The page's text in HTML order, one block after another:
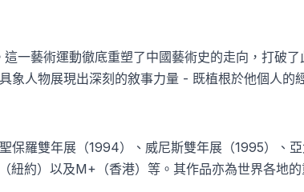
一藝術運動徹底重塑了中國藝術史的走向，打破
象人物展現出深刻的敘事力量 - 既植根於他個人的
保羅雙年展（1994）、威尼斯雙年展（1995）、
紐約）以及M+ （香港）等。其作品亦為世界各地